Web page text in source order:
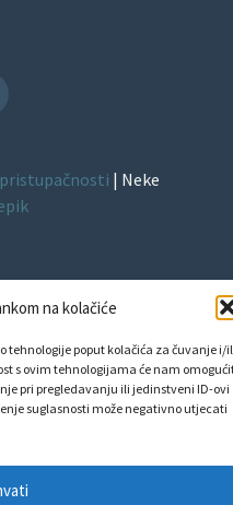
na kolačiće
tehnologije poput kolačića za čuvanje i/
s ovim tehnologijama će nam
pri pregledavanju ili jedinstveni ID-ovi
suglasnosti može negativno utjecati
| Neke